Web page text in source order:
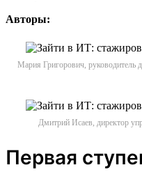
Авторы:
Мария Григорович, руководитель
Дмитрий Исаев, директор
Первая